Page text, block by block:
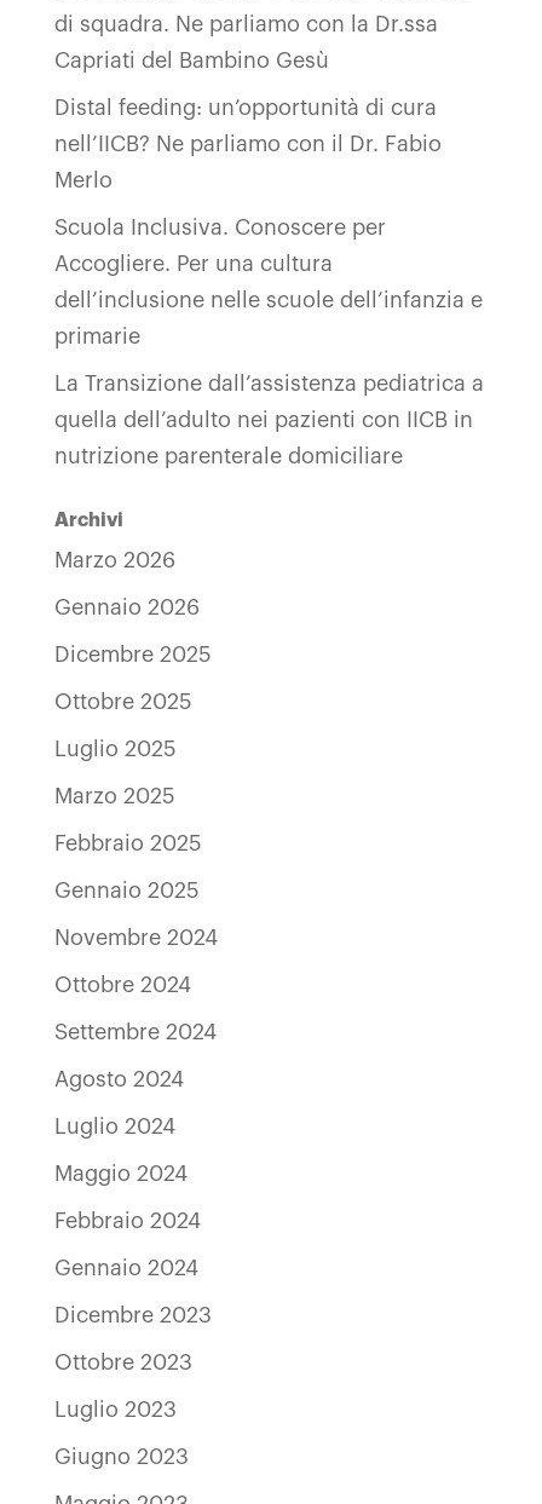
di squadra. Ne parliamo con la Dr.ssa
Capriati del Bambino Gesù
Distal feeding: un’opportunità di cura
nell’IICB? Ne parliamo con il Dr. Fabio
Merlo
Scuola Inclusiva. Conoscere per
Accogliere. Per una cultura
dell’inclusione nelle scuole dell’infanzia e
primarie
La Transizione dall’assistenza pediatrica a
quella dell’adulto nei pazienti con IICB in
nutrizione parenterale domiciliare
Archivi
Marzo 2026
Gennaio 2026
Dicembre 2025
Ottobre 2025
Luglio 2025
Marzo 2025
Febbraio 2025
Gennaio 2025
Novembre 2024
Ottobre 2024
Settembre 2024
Agosto 2024
Luglio 2024
Maggio 2024
Febbraio 2024
Gennaio 2024
Dicembre 2023
Ottobre 2023
Luglio 2023
Giugno 2023